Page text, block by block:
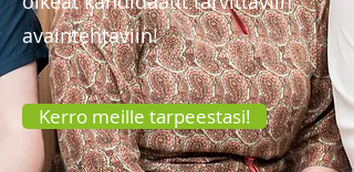
avaintehtäviin!
Kerro meille tarpeestasi!